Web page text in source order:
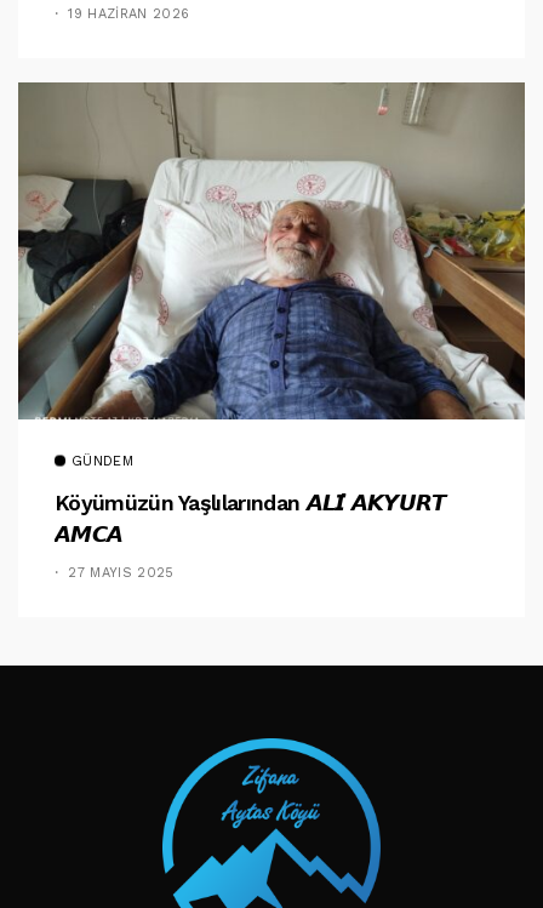
19 HAZIRAN 2026
GÜNDEM
Köyümüzün Yaşlılarından 𝘼𝙇𝙄̇ 𝘼𝙆𝙔𝙐𝙍𝙏
𝘼𝙈𝘾𝘼
27 MAYIS 2025
TAKIP ET